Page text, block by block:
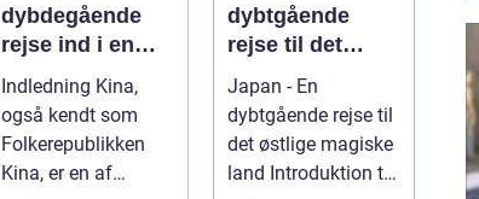
dybdegående
rejse ind i en
gammel kultur
Indledning Kina,
også kendt som
Folkerepublikken
Kina, er en af
dybtgående
rejse til det
østlige magiske
land
Japan - En
dybtgående rejse til
det østlige magiske
land Introduktion til